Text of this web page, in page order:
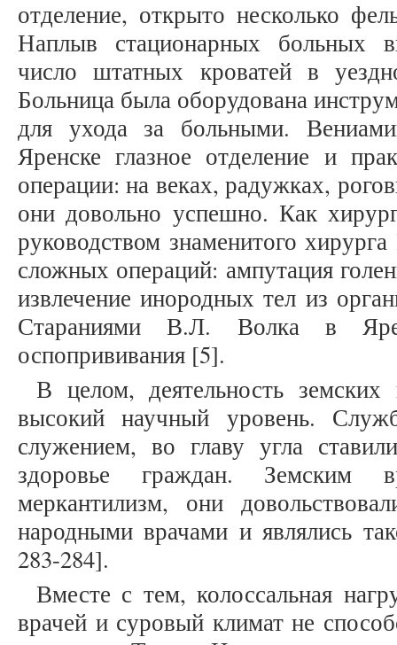
отделение, открыто несколько
Наплыв стационарных больных
число штатных кроватей в
Больница была оборудована
для ухода за больными.
Яренске глазное отделение и
операции: на веках, радужках,
они довольно успешно. Как
руководством знаменитого
сложных операций: ампутация
извлечение инородных тел из
Стараниями В.Л. Волка в
оспопрививания [5].
В целом, деятельность земских
высокий научный уровень.
служением, во главу угла
здоровье граждан.
меркантилизм, они
народными врачами и являлись
283-284].
Вместе с тем, колоссальная
врачей и суровый климат не